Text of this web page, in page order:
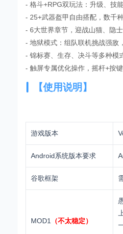
- 格斗+RPG双玩法：升级、技
- 25+武器盔甲自由搭配，数千
- 6大世界章节，迎战山猫、隐
- 地狱模式：组队联机挑战强敌
- 锦标赛、生存、决斗等多种模
- 触屏专属优化操作，摇杆+按
【使用说明】
游戏版本
Android系统版本要求
谷歌框架
MOD1 （不太稳定）